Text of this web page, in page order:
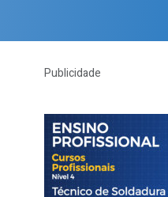
Publicidade